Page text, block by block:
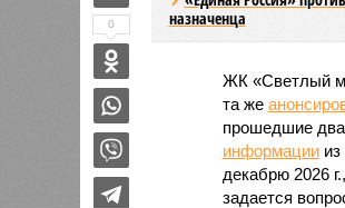
назначенца
ЖК «Светлый
та же
прошедшие два
информациииз
декабрю 2026
задается
0